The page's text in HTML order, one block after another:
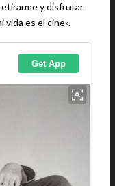
y disfrutar
vida es el cine».